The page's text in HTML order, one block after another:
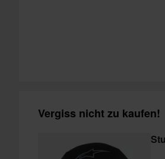
Vergiss nicht zu kaufen!